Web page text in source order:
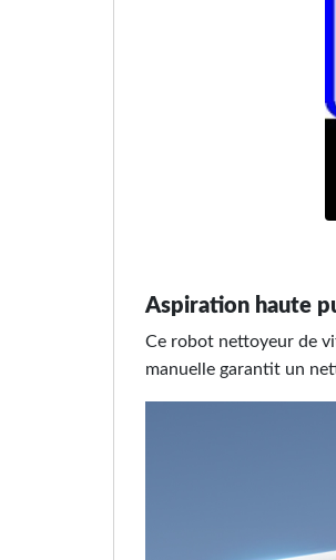
Aspiration haute
Ce robot nettoyeur de
manuelle garantit un